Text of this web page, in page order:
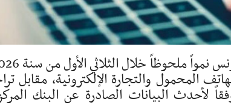
المحمول والتجارة الإلكترونية، مقابل
لأحدث البيانات الصادرة عن البنك